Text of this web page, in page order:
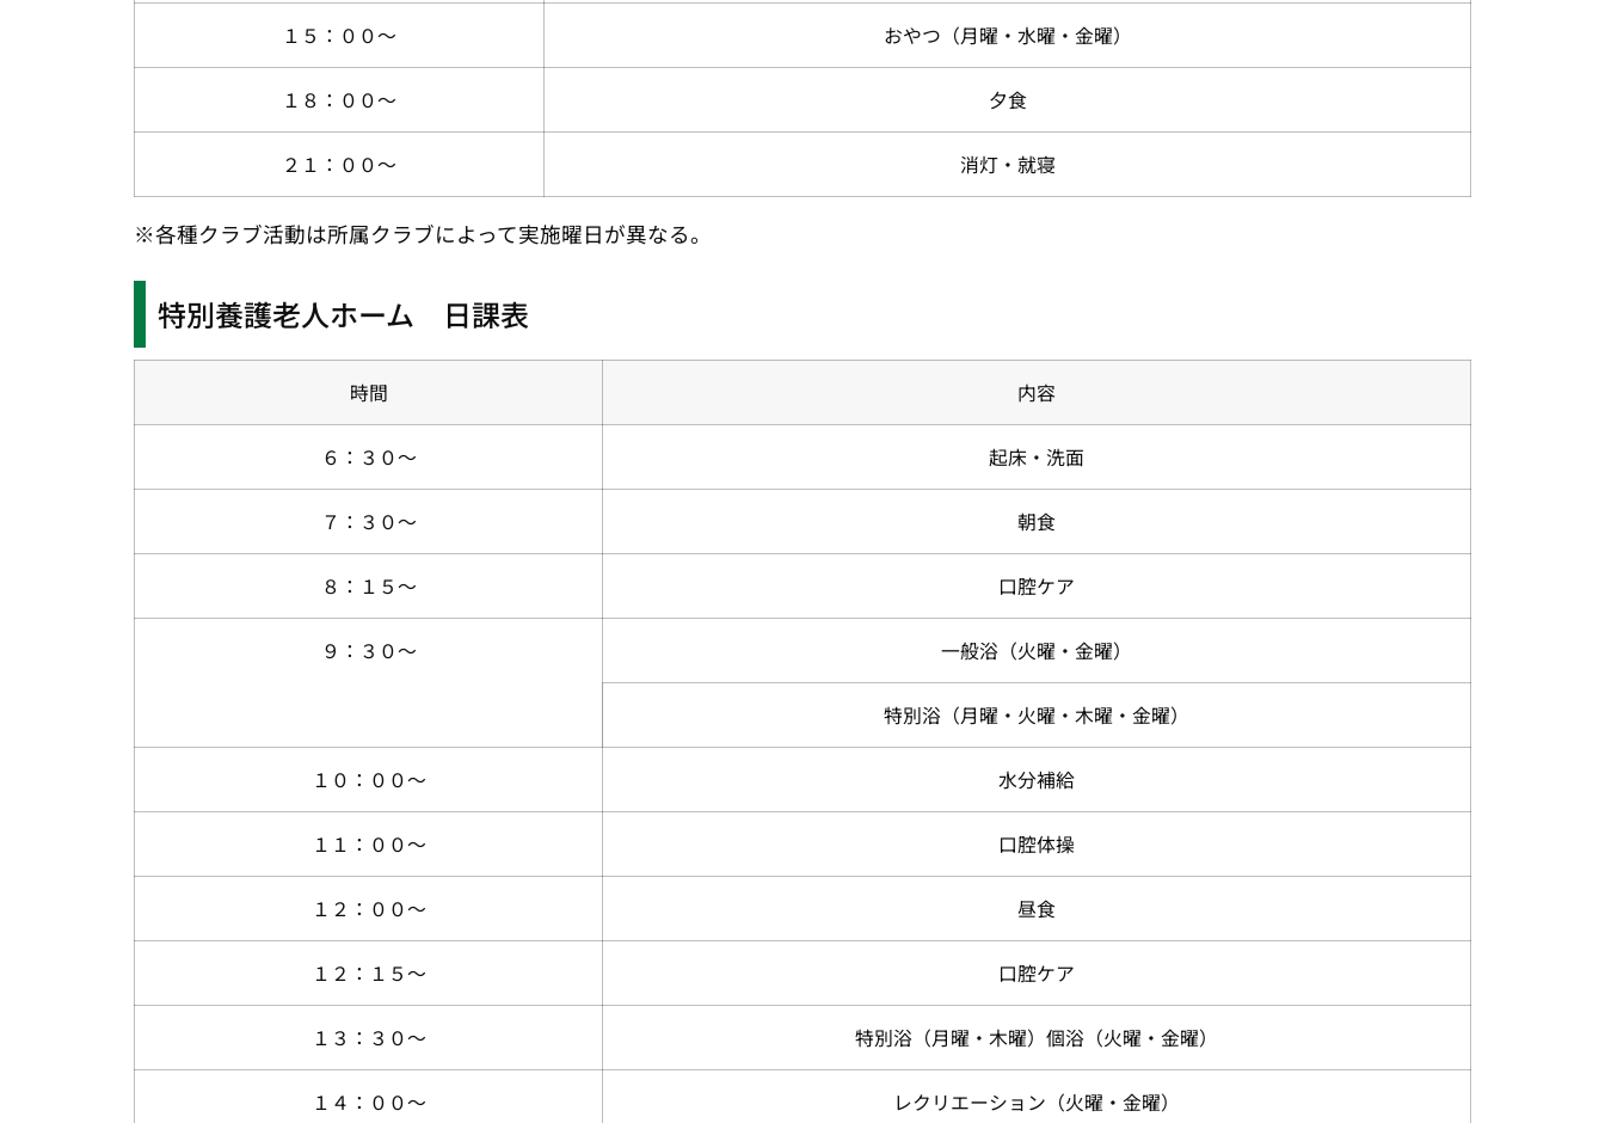
１５：００～ おやつ（月曜・水曜・金曜）
１８：００～ 夕食
２１：００～ 消灯・就寝
※各種クラブ活動は所属クラブによって実施曜日が異なる。
特別養護老人ホーム 日課表
時間 内容
６：３０～ 起床・洗面
７：３０～ 朝食
８：１５～ 口腔ケア
９：３０～ 一般浴（火曜・金曜）
特別浴（月曜・火曜・木曜・金曜）
１０：００～ 水分補給
１１：００～ 口腔体操
１２：００～ 昼食
１２：１５～ 口腔ケア
１３：３０～ 特別浴（月曜・木曜）個浴（火曜・金曜）
１４：００～ レクリエーション（火曜・金曜）